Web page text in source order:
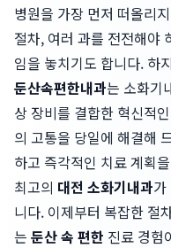
병원을 가장 먼저 떠올리
절차, 여러 과를 전전해야
임을 놓치기도 합니다. 하
둔산속편한내과는 소화기
상 장비를 결합한 혁신적인
의 고통을 당일에 해결해
하고 즉각적인 치료 계획
최고의 대전 소화기내과가
니다. 이제부터 복잡한 절
는 둔산 속 편한 진료 경험